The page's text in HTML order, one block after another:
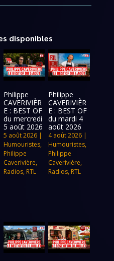
disponibles
Philippe
CAVERIVIÈR
E : BEST OF
du mercredi
5 août 2026
5 août 2026|
Humouristes,
Philippe
Caverivière,
Radios, RTL
Philippe
CAVERIVIÈR
E : BEST OF
du mardi 4
août 2026
4 août 2026 |
Humouristes,
Philippe
Caverivière,
Radios, RTL